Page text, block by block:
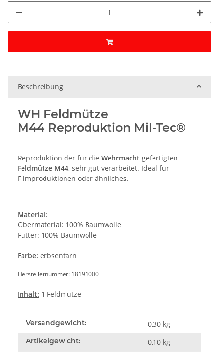
Beschreibung
WH Feldmütze
M44 Reproduktion Mil-Tec®
Reproduktion der für die Wehrmacht gefertigten
Feldmütze M44, sehr gut verarbeitet. Ideal für
Filmproduktionen oder ähnliches.
Material:
Obermaterial: 100% Baumwolle
Futter: 100% Baumwolle
Farbe: erbsentarn
Herstellernummer: 18191000
Inhalt: 1 Feldmütze
Versandgewicht: 0,30 kg
Artikelgewicht: 0,10 kg